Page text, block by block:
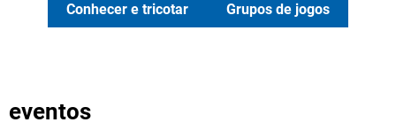
Conhecer e tricotar Grupos de jogos
eventos